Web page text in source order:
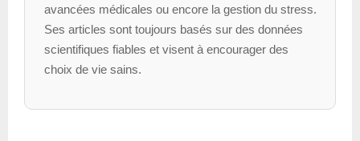
avancées médicales ou encore la gestion du stress.
Ses articles sont toujours basés sur des données
scientifiques fiables et visent à encourager des
choix de vie sains.